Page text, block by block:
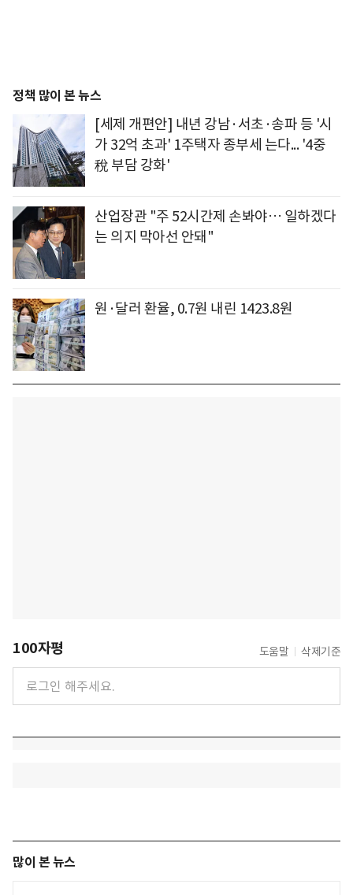
정책 많이 본 뉴스
[세제 개편안] 내년 강남·서초·송파 등 '시
가 32억 초과' 1주택자 종부세 는다... '4중
稅 부담 강화'
산업장관 "주 52시간제 손봐야… 일하겠다
는 의지 막아선 안돼"
원·달러 환율, 0.7원 내린 1423.8원
100자평 도움말 삭제기준
많이 본 뉴스